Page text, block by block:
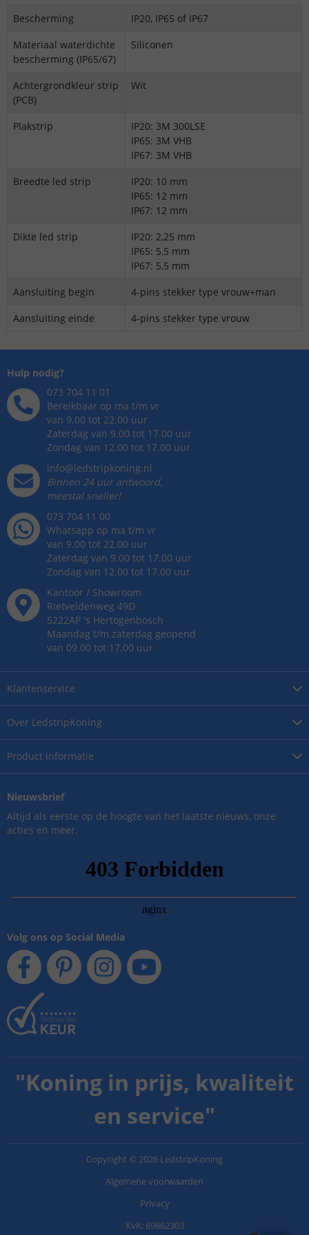
Bescherming
IP20, IP65 of IP67
Materiaal waterdichte
bescherming (IP65/67)
Siliconen
Achtergrondkleur strip
(PCB)
Wit
Plakstrip
IP20: 3M 300LSE
IP65: 3M VHB
IP67: 3M VHB
Breedte led strip
IP20: 10 mm
IP65: 12 mm
IP67: 12 mm
Dikte led strip
IP20: 2,25 mm
IP65: 5,5 mm
IP67: 5,5 mm
Aansluiting begin
4-pins stekker type vrouw+man
Aansluiting einde
4-pins stekker type vrouw
Over LedstripKoning
Product informatie
Klantenservice
Hulp nodig?
073 704 11 01
Bereikbaar op ma t/m vr
van 9.00 tot 22.00 uur
Zaterdag van 9.00 tot 17.00 uur
Zondag van 12.00 tot 17.00 uur
info@ledstripkoning.nl
Binnen 24 uur antwoord,
meestal sneller!
073 704 11 00
Whatsapp op ma t/m vr
van 9.00 tot 22.00 uur
Zaterdag van 9.00 tot 17.00 uur
Zondag van 12.00 tot 17.00 uur
Kantoor / Showroom
Rietveldenweg 49D
5222AP 's Hertogenbosch
Maandag t/m zaterdag geopend
van 09.00 tot 17.00 uur
Nieuwsbrief
Altijd als eerste op de hoogte van het laatste nieuws, onze
acties en meer.
Volg ons op Social Media
"Koning in prijs, kwaliteit
en service"
Copyright © 2026 LedstripKoning
Algemene voorwaarden
Privacy
KvK: 69862303